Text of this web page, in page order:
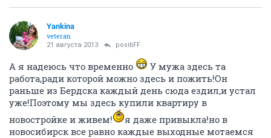
Yankina
veteran
21 августа 2013 positiFF
А я надеюсь что временно
У мужа здесь та
работа,ради которой можно здесь и пожить!Он
раньше из Бердска каждый день сюда ездил,и устал
уже!Поэтому мы здесь купили квартиру в
новостройке и живем!
я даже привыкла!но в
новосибирск все равно каждые выходные мотаемся